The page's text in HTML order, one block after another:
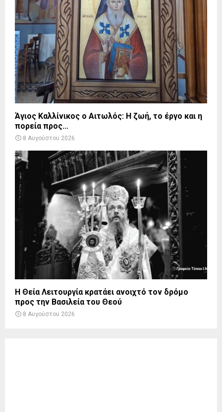
Άγιος Καλλίνικος ο Αιτωλός: Η ζωή, το έργο και η
πορεία προς...
8 Αυγούστου 2026
Η Θεία Λειτουργία κρατάει ανοιχτό τον δρόμο
προς την Βασιλεία του Θεού
8 Αυγούστου 2026